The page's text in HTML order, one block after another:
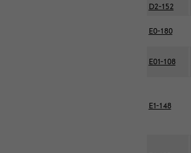
D2-152
E0-180
E01-108
E1-148